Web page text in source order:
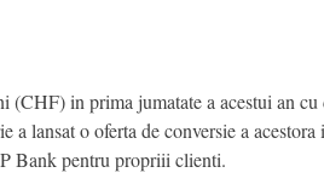
in prima jumatate a acestui an
lansat o oferta de conversie a
Bank pentru propriii clienti.